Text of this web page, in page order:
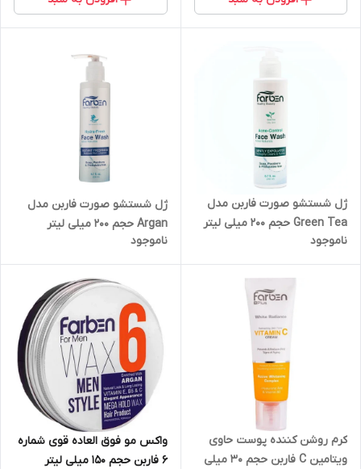
ژل شستشو صورت فاربن مدل
Green Tea حجم 200 میلی لیتر
ناموجود
ژل شستشو صورت فاربن مدل
Argan حجم 200 میلی لیتر
ناموجود
کرم روشن کننده پوست حاوی
ویتامین C فاربن حجم 30 میلی
واکس مو فوق العاده قوی شماره
6 فاربن حجم 150 میلی لیتر